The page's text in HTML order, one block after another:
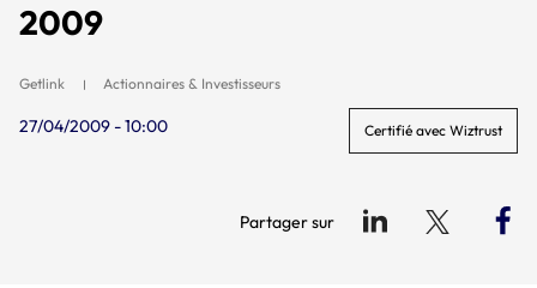
2009
Getlink Actionnaires & Investisseurs
27/04/2009 - 10:00 Certifié avec Wiztrust
Partager sur